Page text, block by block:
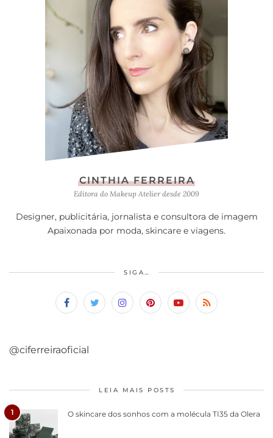
CINTHIA FERREIRA
Editora do Makeup Atelier desde 2009
Designer, publicitária, jornalista e consultora de imagem
Apaixonada por moda, skincare e viagens.
SIGA…
@ciferreiraoficial
LEIA MAIS POSTS
1 O skincare dos sonhos com a molécula TI35 da Olera